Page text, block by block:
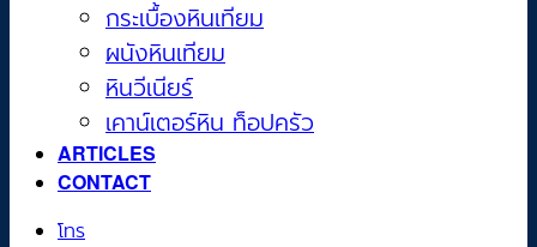
กระเบื้องหินเทียม
ผนังหินเทียม
หินวีเนียร์
เคาน์เตอร์หิน ท็อปครัว
ARTICLES
CONTACT
โทร